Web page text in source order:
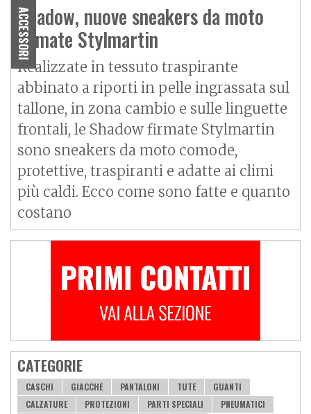
ACCESSORI
Shadow, nuove sneakers da moto
firmate Stylmartin
Realizzate in tessuto traspirante
abbinato a riporti in pelle ingrassata sul
tallone, in zona cambio e sulle linguette
frontali, le Shadow firmate Stylmartin
sono sneakers da moto comode,
protettive, traspiranti e adatte ai climi
più caldi. Ecco come sono fatte e quanto
costano
CATEGORIE
CASCHI GIACCHE PANTALONI TUTE
GUANTI
CALZATURE
PROTEZIONI PARTI SPECIALI
PNEUMATICI